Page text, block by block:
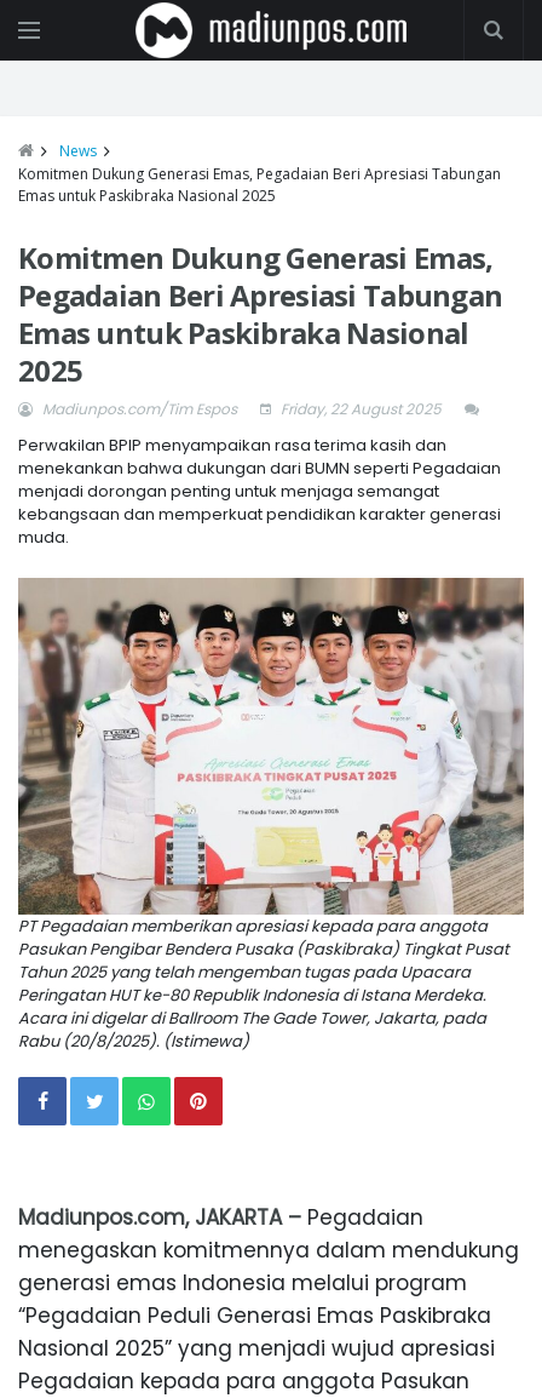
News
Komitmen Dukung Generasi Emas, Pegadaian Beri Apresiasi Tabungan
Emas untuk Paskibraka Nasional 2025
Komitmen Dukung Generasi Emas,
Pegadaian Beri Apresiasi Tabungan
Emas untuk Paskibraka Nasional
2025
Madiunpos.com/Tim Espos Friday, 22 August 2025
Perwakilan BPIP menyampaikan rasa terima kasih dan
menekankan bahwa dukungan dari BUMN seperti Pegadaian
menjadi dorongan penting untuk menjaga semangat
kebangsaan dan memperkuat pendidikan karakter generasi
muda.
PT Pegadaian memberikan apresiasi kepada para anggota
Pasukan Pengibar Bendera Pusaka (Paskibraka) Tingkat Pusat
Tahun 2025 yang telah mengemban tugas pada Upacara
Peringatan HUT ke-80 Republik Indonesia di Istana Merdeka.
Acara ini digelar di Ballroom The Gade Tower, Jakarta, pada
Rabu (20/8/2025). (Istimewa)
Madiunpos.com, JAKARTA – Pegadaian
menegaskan komitmennya dalam mendukung
generasi emas Indonesia melalui program
“Pegadaian Peduli Generasi Emas Paskibraka
Nasional 2025” yang menjadi wujud apresiasi
Pegadaian kepada para anggota Pasukan